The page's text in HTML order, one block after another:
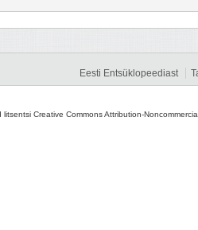
Eesti Entsüklopeediast
Creative Commons Attribution-